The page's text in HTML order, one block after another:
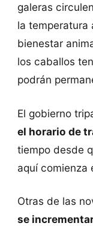
galeras
la temperatura
bienestar
los caballos
podrán
El gobierno
el horario de
tiempo desde
aquí comienza
Otras de las
se